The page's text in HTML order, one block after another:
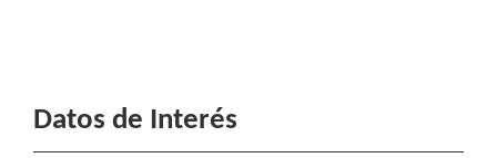
Datos de Interés